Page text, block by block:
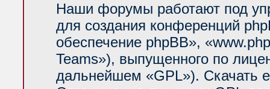
Наши форумы работают под
для создания конференций
обеспечение phpBB»,
Teams»), выпущенного по
дальнейшем «GPL»). Скачать